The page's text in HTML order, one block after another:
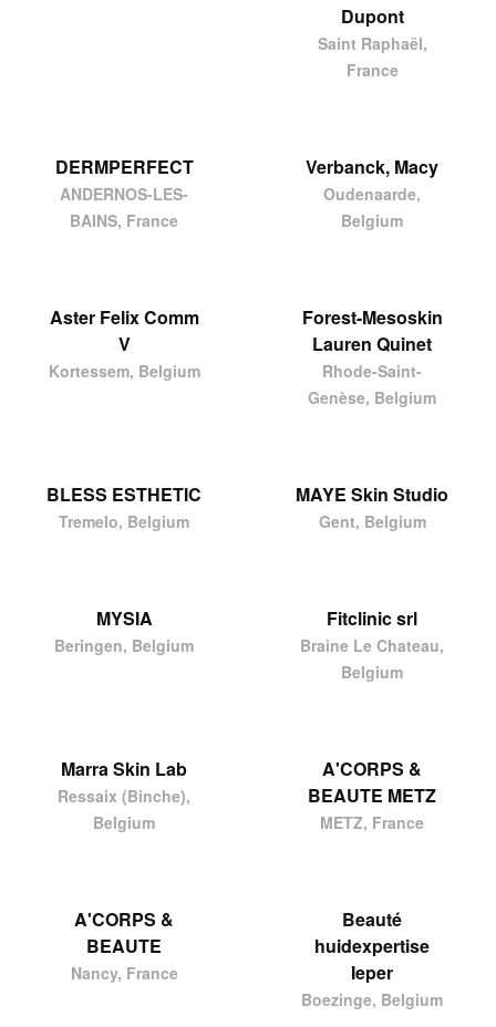
Dupont
Saint Raphaël,
France
DERMPERFECT
ANDERNOS-LES-
BAINS, France
Verbanck, Macy
Oudenaarde,
Belgium
Aster Felix Comm
V
Kortessem, Belgium
Forest-Mesoskin
Lauren Quinet
Rhode-Saint-
Genèse, Belgium
BLESS ESTHETIC
Tremelo, Belgium
MAYE Skin Studio
Gent, Belgium
MYSIA
Beringen, Belgium
Fitclinic srl
Braine Le Chateau,
Belgium
Marra Skin Lab
Ressaix (Binche),
Belgium
A'CORPS &
BEAUTE METZ
METZ, France
A'CORPS &
BEAUTE
Nancy, France
Beauté
huidexpertise
Ieper
Boezinge, Belgium